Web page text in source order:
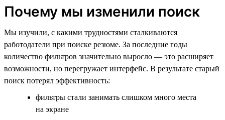
Почему мы изменили поиск
Мы изучили, с какими трудностями сталкиваются
работодатели при поиске резюме. За последние годы
количество фильтров значительно выросло — это расширяет
возможности, но перегружает интерфейс. В результате старый
поиск потерял эффективность:
фильтры стали занимать слишком много места
на экране